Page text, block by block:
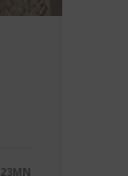
23MN